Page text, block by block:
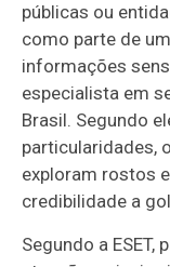
públicas ou
como parte de
informações
especialista em
Brasil. Segundo
particularidades,
exploram rostos
credibilidade a
Segundo a